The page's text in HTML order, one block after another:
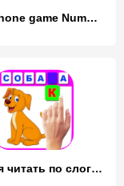
Babyphone game Numbers Animals
Учимся читать по слогам